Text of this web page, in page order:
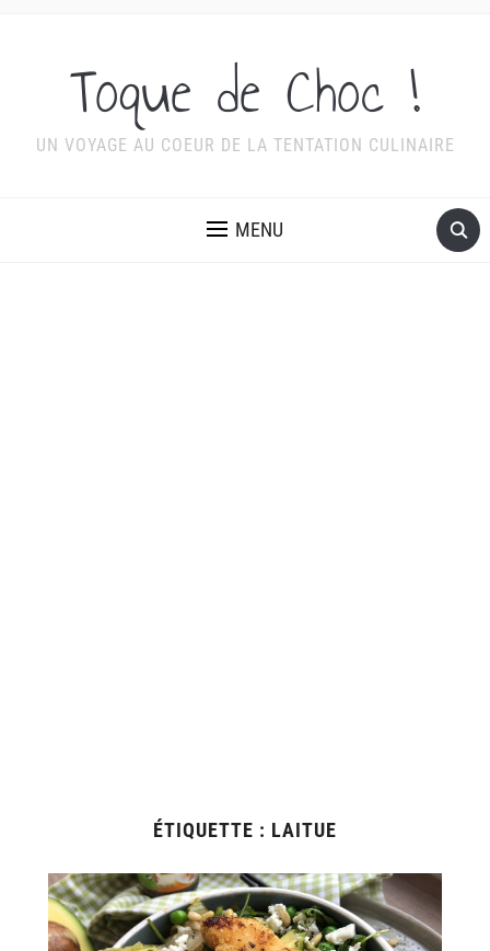
Toque de Choc !
UN VOYAGE AU COEUR DE LA TENTATION CULINAIRE
MENU
ÉTIQUETTE : LAITUE